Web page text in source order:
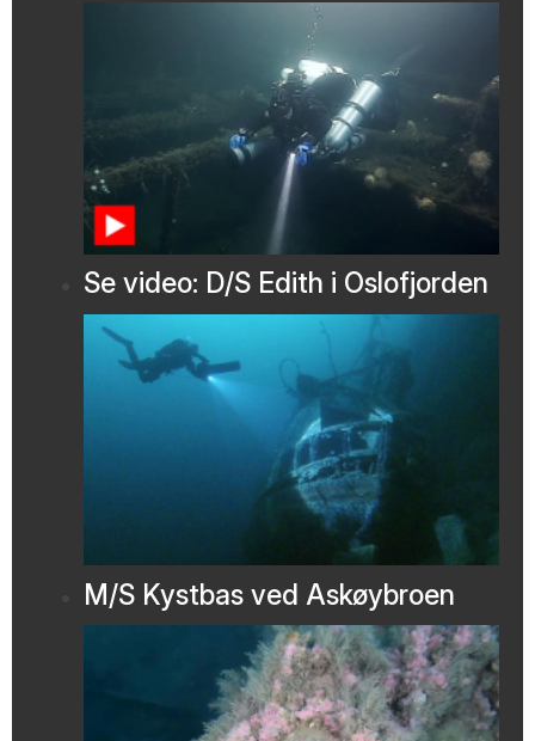
Se video: D/S Edith i Oslofjorden
M/S Kystbas ved Askøybroen